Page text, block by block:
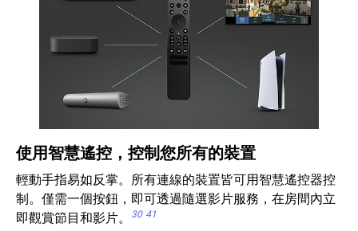
使用智慧遙控，控制您所有的裝置
輕動手指易如反掌。所有連線的裝置皆可用智慧遙控器控
制。僅需一個按鈕，即可透過隨選影片服務，在房間內立
即觀賞節目和影片。
30 41